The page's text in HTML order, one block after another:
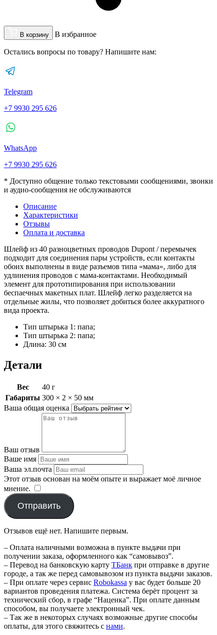
В корзину В избранное
Остались вопросы по товару? Напишите нам:
Telegram
+7 9930 295 626
WhatsApp
+7 9930 295 626
* Доступно общение только текстовыми сообщениями, звонки
и аудио-сообщения не обслуживаются
Описание
Характеристики
Отзывы
Оплата и доставка
Шлейф из 40 разноцветных проводов Dupont / перемычек
подходит для соединения пары устройств, если контакты
обоих выполнены в виде разъемов типа «мама», либо для
удлинения проводов с мама-контактами. Необходимый
элемент для прототипирования при использовании
беспаечных макетных плат. Шлейф легко разделяется на
отдельные жилы, что позволяет добиться более аккуратного
вида проекта.
Тип штырька 1: папа;
Тип штырька 2: папа;
Длина: 30 см
Детали
Вес
40 г
Габариты 300 × 2 × 50 мм
Ваша общая оценка
Ваш отзыв
Ваше имя
Ваша эл.почта
Этот отзыв основан на моём опыте и выражает моё личное
мнение.
Отправить
Отзывов ещё нет. Напишите первым.
– Оплата наличными возможна в пункте выдачи при
получении заказа, оформленного как “самовывоз”.
– Перевод на банковскую карту TБанк при отправке в другие
городе, а так же перед самовывозом из пункта выдачи заказов.
– При оплате через сервис Robokassa у вас будет больше 20
вариантов проведения платежа. Система берёт процент за
технический сбор, в графе “Наценка”. При оплате данным
способом, вы получаете электронный чек.
– Так же в некоторых случаях возможные другие способы
оплаты, для этого свяжитесь с нами.